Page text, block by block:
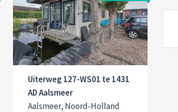
Uiterweg 127-WS01 te 1431
AD Aalsmeer
Aalsmeer, Noord-Holland